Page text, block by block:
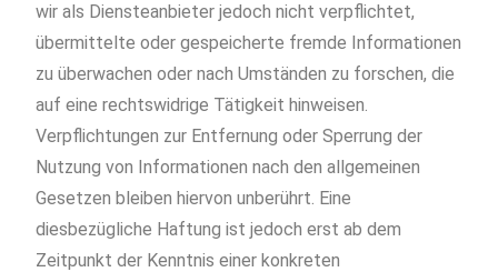
wir als Diensteanbieter jedoch nicht verpflichtet,
übermittelte oder gespeicherte fremde Informationen
zu überwachen oder nach Umständen zu forschen, die
auf eine rechtswidrige Tätigkeit hinweisen.
Verpflichtungen zur Entfernung oder Sperrung der
Nutzung von Informationen nach den allgemeinen
Gesetzen bleiben hiervon unberührt. Eine
diesbezügliche Haftung ist jedoch erst ab dem
Zeitpunkt der Kenntnis einer konkreten